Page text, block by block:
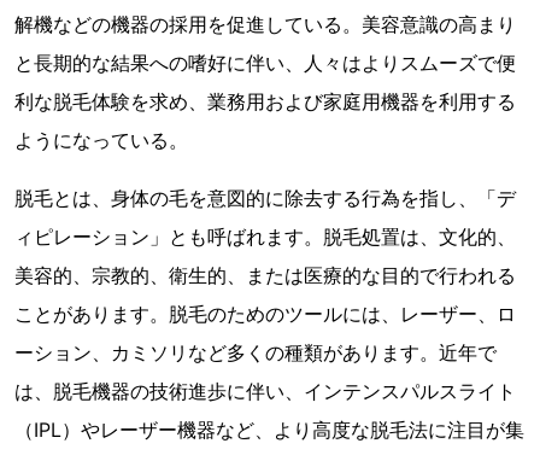
解機などの機器の採用を促進している。美容意識の高まり
と長期的な結果への嗜好に伴い、人々はよりスムーズで便
利な脱毛体験を求め、業務用および家庭用機器を利用する
ようになっている。
脱毛とは、身体の毛を意図的に除去する行為を指し、「デ
ィピレーション」とも呼ばれます。脱毛処置は、文化的、
美容的、宗教的、衛生的、または医療的な目的で行われる
ことがあります。脱毛のためのツールには、レーザー、ロ
ーション、カミソリなど多くの種類があります。近年で
は、脱毛機器の技術進歩に伴い、インテンスパルスライト
（IPL）やレーザー機器など、より高度な脱毛法に注目が集